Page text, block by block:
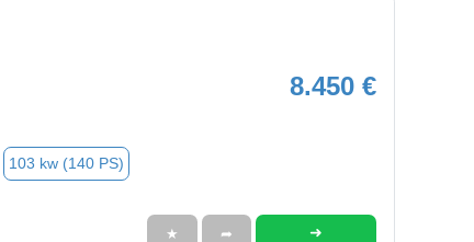
8.450 €
103 kw (140 PS)
★ ➦ ➜